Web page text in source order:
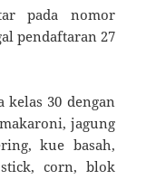
pada nomor
pendaftaran 27
kelas 30 dengan
jagung
kue basah,
corn, blok